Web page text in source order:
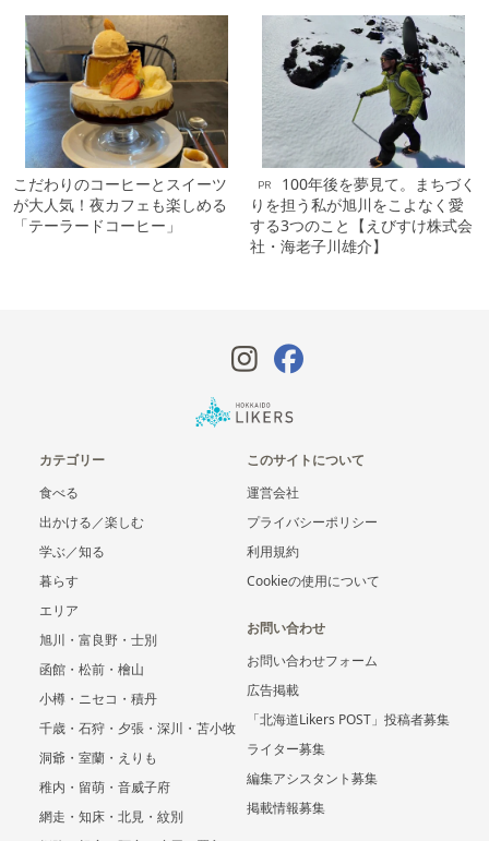
こだわりのコーヒーとスイーツ
が大人気！夜カフェも楽しめる
「テーラードコーヒー」
PR
100年後を夢見て。まちづく
りを担う私が旭川をこよなく愛
する3つのこと【えびすけ株式会
社・海老子川雄介】
カテゴリー
食べる
出かける／楽しむ
学ぶ／知る
暮らす
エリア
旭川・富良野・士別
函館・松前・檜山
小樽・ニセコ・積丹
千歳・石狩・夕張・深川・苫小牧
洞爺・室蘭・えりも
稚内・留萌・音威子府
網走・知床・北見・紋別
このサイトについて
運営会社
プライバシーポリシー
利用規約
Cookieの使用について
お問い合わせ
お問い合わせフォーム
広告掲載
「北海道Likers POST」投稿者募集
ライター募集
編集アシスタント募集
掲載情報募集